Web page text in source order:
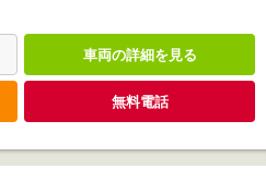
車両の詳細を見る
無料電話